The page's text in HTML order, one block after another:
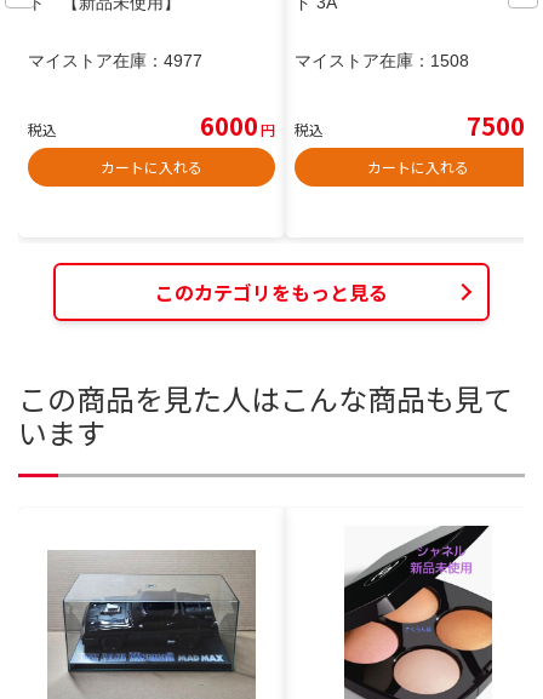
マイストア在庫： 4977
税込 6000円
カートに入れる
マイストア在庫： 1508
税込 7500
カートに入れる
このカテゴリをもっと見る
この商品を見た人はこんな商品も見て
います